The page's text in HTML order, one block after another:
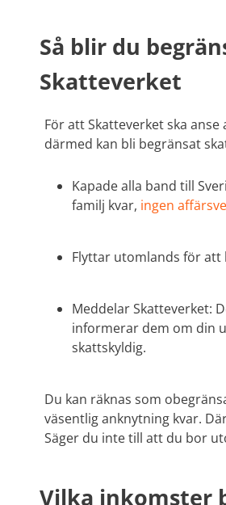
Så blir du
Skatteverket
För att Skatteverket ska
därmed kan bli begränsat
Kapade alla band till
familj kvar, ingen
Flyttar utomlands för att
Meddelar Skatteverket:
informerar dem om din
skattskyldig.
Du kan räknas som
väsentlig anknytning kvar.
Säger du inte till att du bor
Vilka inkomster